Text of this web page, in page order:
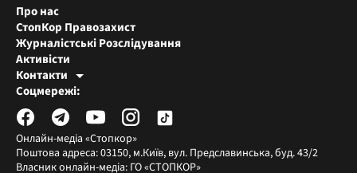
Онлайн-медіа «Стопкор»
Поштова адреса: 03150, м.Київ, вул. Предславинська, буд. 43/2
Власник онлайн-медіа: ГО «СТОПКОР»
Про нас
СтопКор Правозахист
Журналістські Розслідування
Активісти
Контакти
Редакція СтопКора
Журналісти-розслідувачі
Соцмережі: